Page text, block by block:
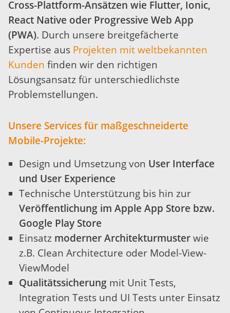
Cross-Plattform-Ansätzen wie Flutter, Ionic,
React Native oder Progressive Web App
(PWA). Durch unsere breitgefächerte
Expertise aus Projekten mit weltbekannten
Kunden finden wir den richtigen
Lösungsansatz für unterschiedlichste
Problemstellungen.
Unsere Services für maßgeschneiderte
Mobile-Projekte:
Design und Umsetzung von User Interface
und User Experience
Technische Unterstützung bis hin zur
Veröffentlichung im Apple App Store bzw.
Google Play Store
Einsatz moderner Architekturmusterwie
z.B. Clean Architecture oder Model-View-
ViewModel
Qualitätssicherung mit Unit Tests,
Integration Tests und UI Tests unter Einsatz